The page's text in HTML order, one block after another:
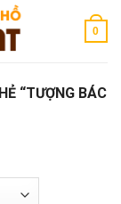
0
“TƯỢNG BÁC